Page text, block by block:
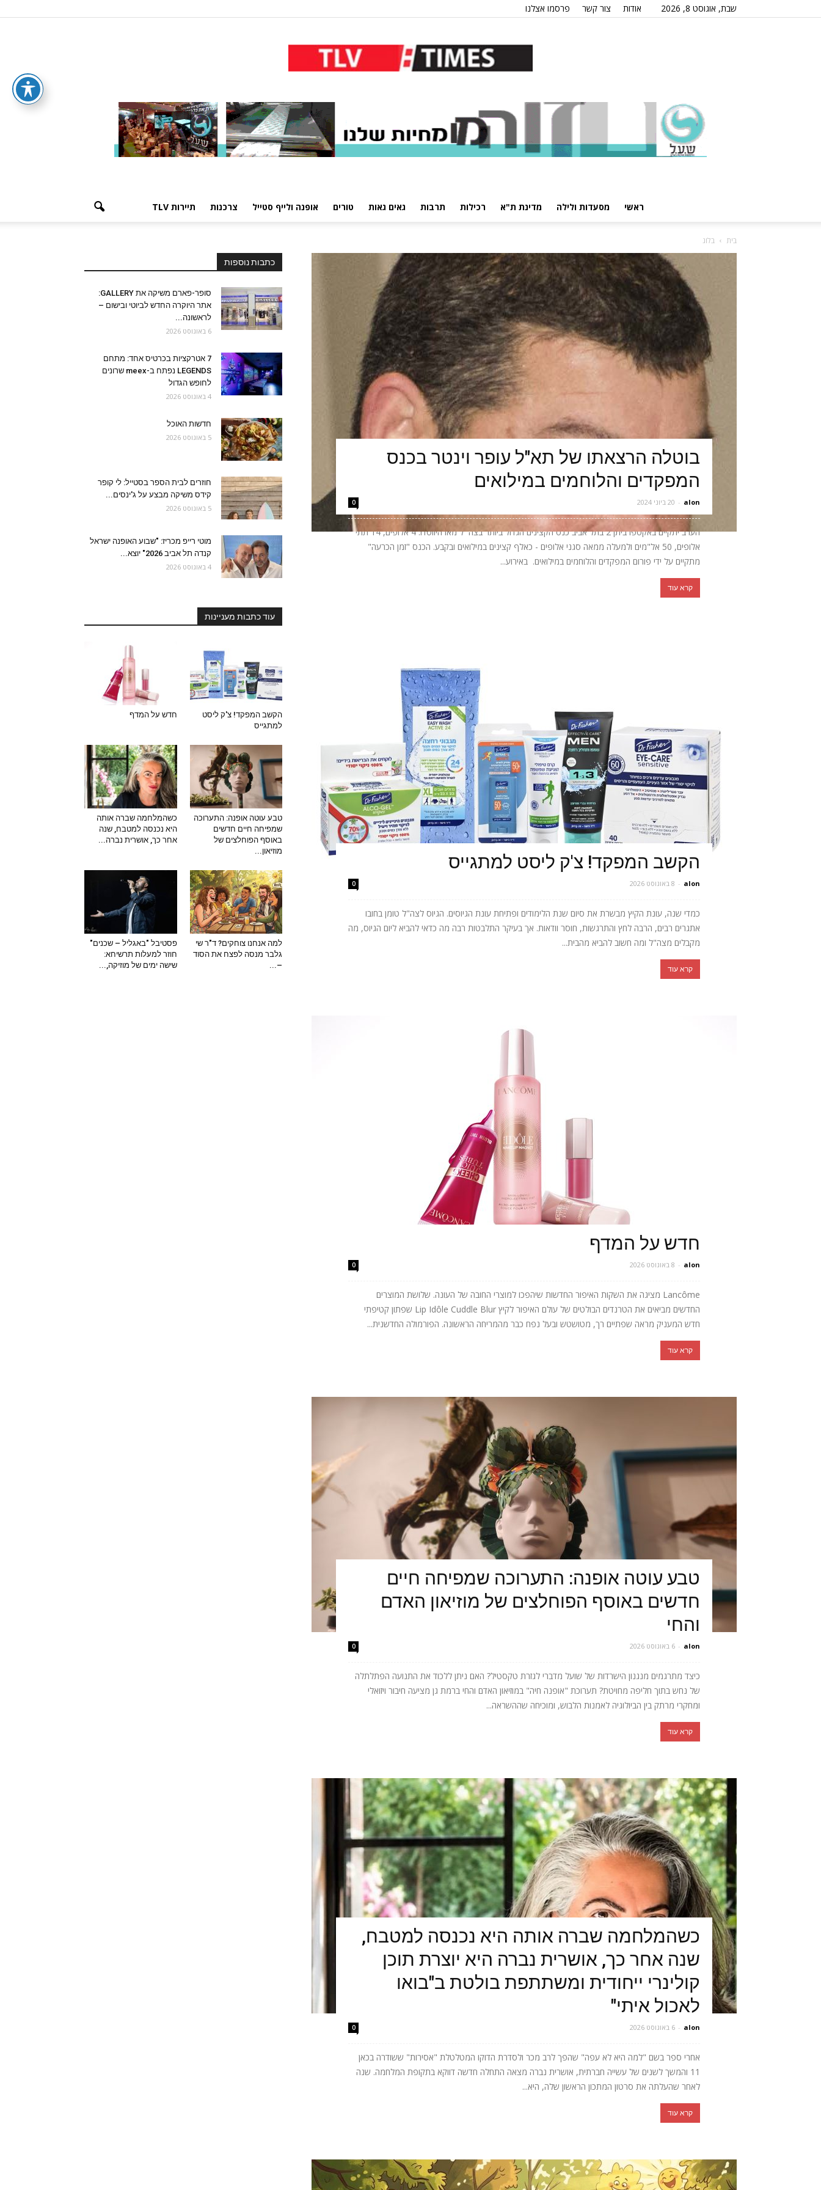
שבת, אוגוסט 8, 2026 אודות צור קשר פרסמו אצלנו
ראשי מסעדות ולילה מדינת ת"א רכילות תרבות גאים גאות טורים אופנה ולייף סטייל צרכנות תיירות TLV
בית בלוג
בוטלה הרצאתו של תא"ל עופר וינטר בכנס
המפקדים והלוחמים במילואים
alon
- 20 ביוני 2024 0
הערב יתקיים באקספו ביתן 2 בתל אביב כנס הקצינים הגדול ביותר בצה״ל מאז היווסדו: 4 אלופים, 14 תתי
אלופים, 50 אל"מים ולמעלה ממאה סגני אלופים - כאלף קצינים במילואים ובקבע. הכנס "זמן הכרעה"
מתקיים על ידי פורום המפקדים והלוחמים במילואים. באירוע...
קרא עוד
הקשב המפקד! צ'ק ליסט למתגייס
alon
- 8 באוגוסט 2026 0
כמדי שנה, עונת הקיץ מבשרת את סיום שנת הלימודים ופתיחת עונת הגיוסים. הגיוס לצה"ל טומן בחובו
אתגרים רבים, הרבה לחץ והתרגשות, חוסר וודאות. אך בעיקר התלבטות רבה מה כדאי להביא ליום הגיוס, מה
מקבלים מצה"ל ומה חשוב להביא מהבית...
קרא עוד
חדש על המדף
alon
- 8 באוגוסט 2026 0
Lancôme מציגה את השקות האיפור החדשות שיהפכו למוצרי החובה של העונה. שלושת המוצרים
החדשים מביאים את הטרנדים הבולטים של עולם האיפור לקיץ Lip Idôle Cuddle Blur שפתון קטיפתי
חדש המעניק מראה שפתיים רך, מטושטש ובעל נפח כבר מהמריחה הראשונה. הפורמולה החדשנית...
קרא עוד
טבע עוטה אופנה: התערוכה שמפיחה חיים
חדשים באוסף הפוחלצים של מוזיאון האדם
והחי
alon
- 6 באוגוסט 2026 0
כיצד מתרגמים מנגנון הישרדות של שועל מדברי לגזרת טקסטיל? האם ניתן ללכוד את התנועה הפתלתלה
של נחש בתוך חליפה מחויטת? תערוכת "אופנה חיה" במוזיאון האדם והחי ברמת גן מציעה חיבור ויזואלי
ומחקרי מרתק בין הביולוגיה לאמנות הלבוש, ומוכיחה שההשראה...
קרא עוד
כשהמלחמה שברה אותה היא נכנסה למטבח,
שנה אחר כך, אושרית נברה היא יוצרת תוכן
קולינרי ייחודית ומשתתפת בולטת ב"בואו
לאכול איתי"
alon
- 6 באוגוסט 2026 0
אחרי ספר בשם "למה היא לא עפה" שהפך לרב מכר ולסדרת הדוקו המטלטלת "אסירות" ששודרה בכאן
11 והמשך לשנים של עשייה חברתית, אושרית נברה מצאה התחלה חדשה דווקא בתקופת המלחמה. שנה
לאחר שהעלתה את סרטון המתכון הראשון שלה, היא...
קרא עוד
כתבות נוספות
סופר-פארם משיקה את GALLERY:
אתר היוקרה החדש לביוטי ובישום –
לראשונה...
6 באוגוסט 2026
7 אטרקציות בכרטיס אחד: מתחם
LEGENDS נפתח ב-meex שרונים
לחופש הגדול
4 באוגוסט 2026
חדשות האוכל
5 באוגוסט 2026
חוזרים לבית הספר בסטייל: לי קופר
קידס משיקה מבצע על ג'ינסים...
5 באוגוסט 2026
מוטי רייפ מכריז: "שבוע האופנה ישראל
קנדה תל אביב 2026" יוצא...
4 באוגוסט 2026
עוד כתבות מעניינות
הקשב המפקד! צ'ק ליסט
למתגייס
חדש על המדף
טבע עוטה אופנה: התערוכה
שמפיחה חיים חדשים
באוסף הפוחלצים של
מוזיאון...
כשהמלחמה שברה אותה
היא נכנסה למטבח, שנה
אחר כך, אושרית נברה...
למה אנחנו צוחקים? ד"ר שי
גלבר מנסה לפצח את הסוד
–...
פסטיבל "באגליל – שכנים"
חוזר למעלות תרשיחא:
שישה ימים של מוזיקה,...